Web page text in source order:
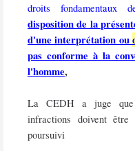
droits fondamentaux
disposition de la
d'une interprétation ou
pas conforme à la
l'homme,
La CEDH a juge que
infractions doivent
poursuivi